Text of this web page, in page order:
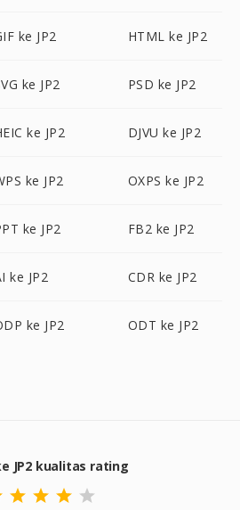
ke JP2 HTML ke JP2
ke JP2 PSD ke JP2
ke JP2 DJVU ke JP2
ke JP2 OXPS ke JP2
ke JP2 FB2 ke JP2
ke JP2 CDR ke JP2
ke JP2 ODT ke JP2
JP2 kualitas rating